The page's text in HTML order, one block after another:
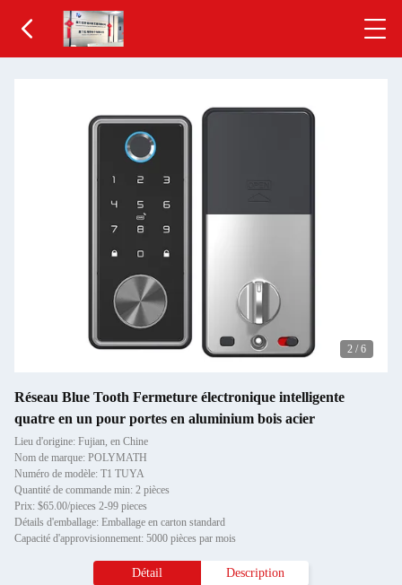
2 / 6
Réseau Blue Tooth Fermeture électronique intelligente
quatre en un pour portes en aluminium bois acier
Lieu d'origine: Fujian, en Chine
Nom de marque: POLYMATH
Numéro de modèle: T1 TUYA
Quantité de commande min: 2 pièces
Prix: $65.00/pieces 2-99 pieces
Détails d'emballage: Emballage en carton standard
Capacité d'approvisionnement: 5000 pièces par mois
Détail Description